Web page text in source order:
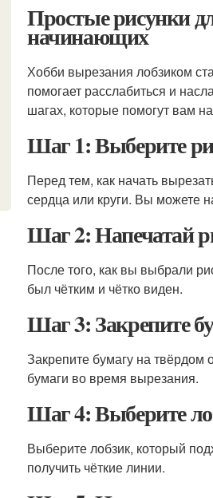
Простые рисунки
начинающих
Хобби вырезания лобзиком
помогает расслабиться и
шагах, которые помогут вам
Шаг 1: Выберите
Перед тем, как начать
сердца или круги. Вы можете
Шаг 2: Напечатай
После того, как вы выбрали
был чётким и чётко виден.
Шаг 3: Закрепите
Закрепите бумагу на твёрдом
бумаги во время вырезания.
Шаг 4: Выберите
Выберите лобзик, который
получить чёткие линии.